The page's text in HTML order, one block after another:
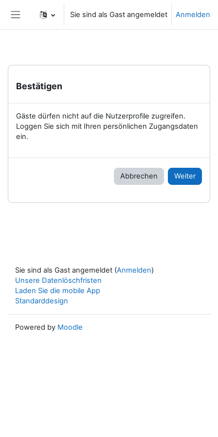
Website-Übersicht
Sie sind als Gast angemeldet Anmelden
Bestätigen
Gäste dürfen nicht auf die Nutzerprofile zugreifen.
Loggen Sie sich mit Ihren persönlichen Zugangsdaten
ein.
Abbrechen Weiter
Sie sind als Gast angemeldet (Anmelden)
Unsere Datenlöschfristen
Laden Sie die mobile App
Standarddesign
Powered by Moodle